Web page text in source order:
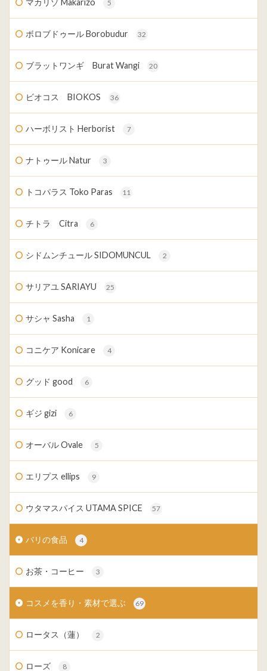
マカリゾ Makarizo 5
ボロブドゥール Borobudur 32
ブラットワンギ Burat Wangi 20
ビオコス BIOKOS 36
ハーボリスト Herborist 7
ナトゥール Natur 3
トコパラス Toko Paras 11
チトラ Citra 6
シドムンチュール SIDOMUNCUL 2
サリアユ SARIAYU 25
サシャ Sasha 1
コニケア Konicare 4
グッド good 6
ギジ gizi 6
オーバル Ovale 5
エリプス ellips 9
ウタマスパイス UTAMA SPICE 57
バリの食品 4
お茶・コーヒー 3
コスメを香り・素材で選ぶ 69
ロータス（蓮） 2
ローズ 8